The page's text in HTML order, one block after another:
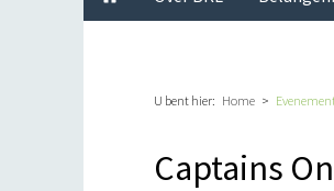
U bent hier: Home
Captains